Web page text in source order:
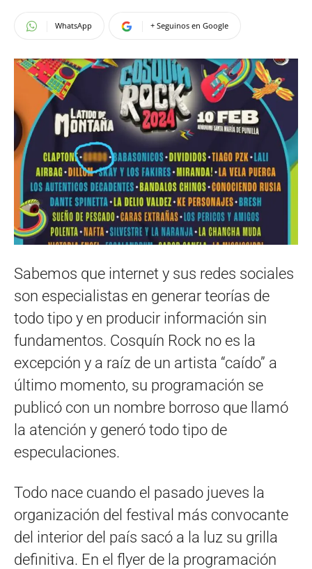
WhatsApp + Seguinos en Google
Sabemos que internet y sus redes sociales
son especialistas en generar teorías de
todo tipo y en producir información sin
fundamentos. Cosquín Rock no es la
excepción y a raíz de un artista “caído” a
último momento, su programación se
publicó con un nombre borroso que llamó
la atención y generó todo tipo de
especulaciones.
Todo nace cuando el pasado jueves la
organización del festival más convocante
del interior del país sacó a la luz su grilla
definitiva. En el flyer de la programación